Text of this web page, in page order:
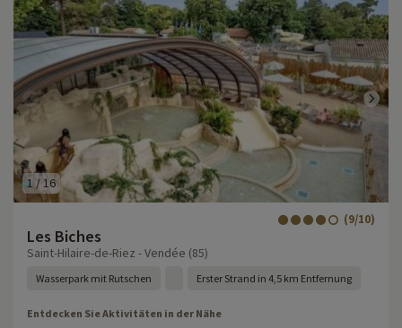
1 /16
Les Biches
(9/10)
Saint-Hilaire-de-Riez - Vendée (85)
Wasserpark mit Rutschen Erster Strand in 4,5 km Entfernung
Entdecken Sie Aktivitäten in der Nähe